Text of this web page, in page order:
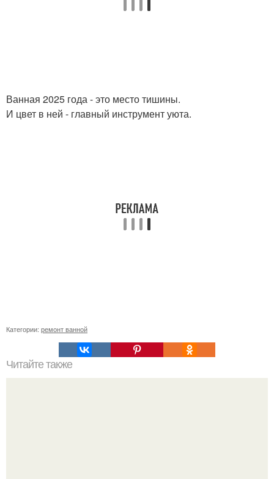
Ванная 2025 года - это место тишины.
И цвет в ней - главный инструмент уюта.
Категории: ремонт ванной
Читайте также